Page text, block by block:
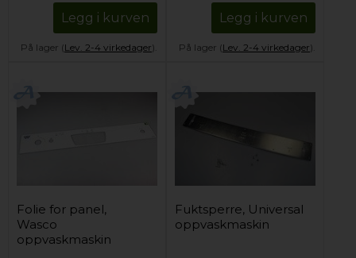
Legg i kurven
På lager (Lev. 2-4 virkedager).
Legg i kurven
På lager (Lev. 2-4 virkedager).
Folie for panel,
Wasco
oppvaskmaskin
Fuktsperre, Universal
oppvaskmaskin